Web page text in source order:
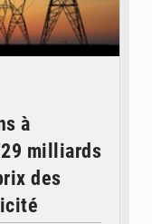
à
milliards
des